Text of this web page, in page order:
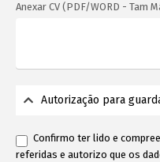
Anexar CV (PDF/WORD - Tam
Autorização para
Confirmo ter lido e
referidas e autorizo que os